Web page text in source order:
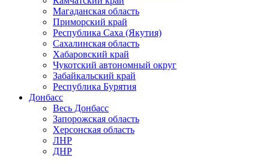
Магаданская область
Приморский край
Республика Саха (Якутия)
Сахалинская область
Хабаровский край
Чукотский автономный округ
Забайкальский край
Республика Бурятия
Донбасс
Весь Донбасс
Запорожская область
Херсонская область
ЛНР
ДНР